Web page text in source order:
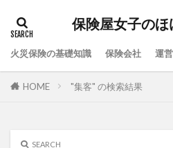
保険屋女子の
火災保険の基礎知識 保険会社 運
HOME "集客" の検索結果
SEARCH